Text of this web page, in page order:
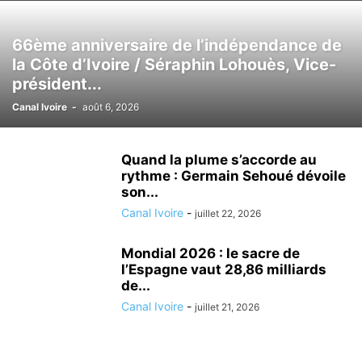
66ème anniversaire de l’indépendance de
la Côte d’Ivoire / Séraphin Lohouès, Vice-
président...
Canal Ivoire - août 6, 2026
Quand la plume s’accorde au
rythme : Germain Sehoué dévoile
son...
Canal Ivoire - juillet 22, 2026
Mondial 2026 : le sacre de
l’Espagne vaut 28,86 milliards
de...
Canal Ivoire - juillet 21, 2026